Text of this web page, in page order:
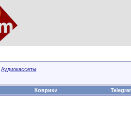
Аудиокассеты
Коврики